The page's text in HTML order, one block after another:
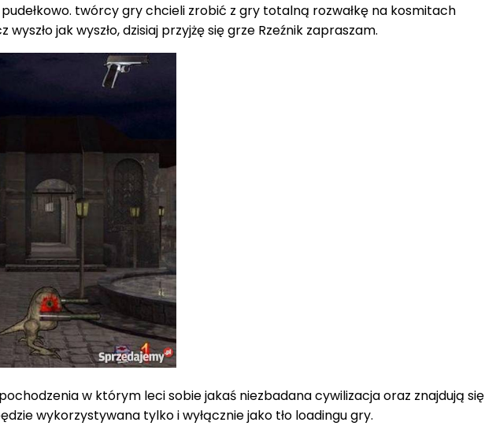
twórcy gry chcieli zrobić z gry totalną rozwałkę na kosmitach
jak wyszło, dzisiaj przyjżę się grze Rzeźnik zapraszam.
w którym leci sobie jakaś niezbadana cywilizacja oraz znajdują się
wykorzystywana tylko i wyłącznie jako tło loadingu gry.